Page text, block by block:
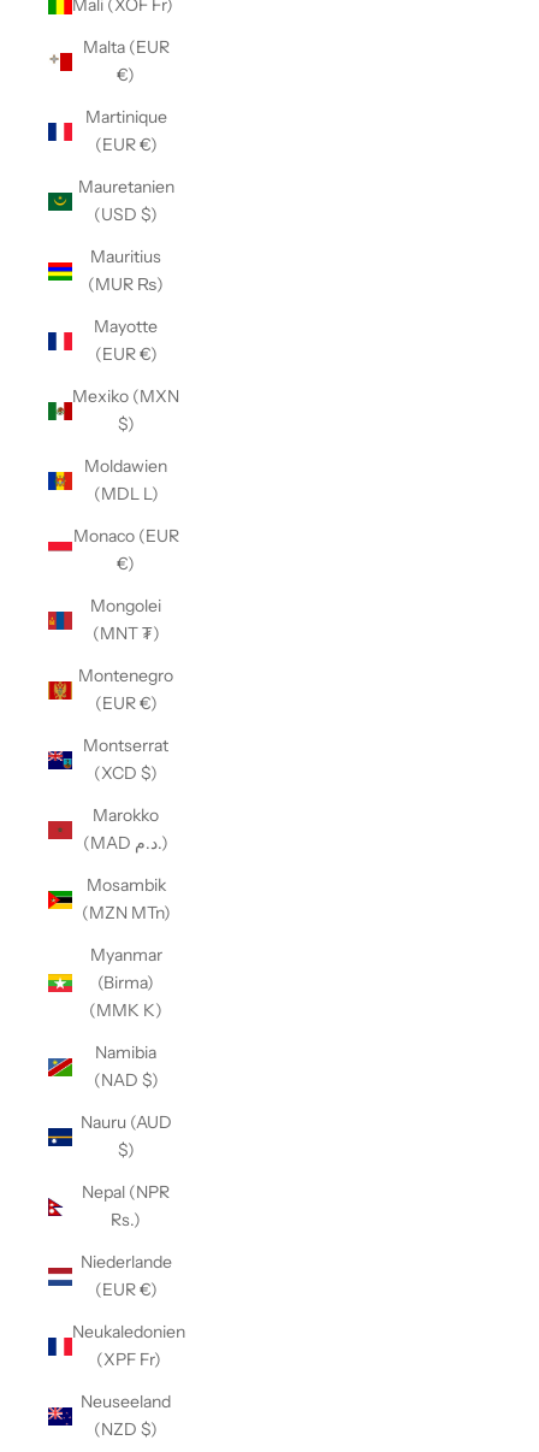
Mali (XOF Fr)
Malta (EUR
€)
Martinique
(EUR €)
Mauretanien
(USD $)
Mauritius
(MUR ₨)
Mayotte
(EUR €)
Mexiko (MXN
$)
Moldawien
(MDL L)
Monaco (EUR
€)
Mongolei
(MNT ₮)
Montenegro
(EUR €)
Montserrat
(XCD $)
Marokko
(MAD د.م.)
Mosambik
(MZN MTn)
Myanmar
(Birma)
(MMK K)
Namibia
(NAD $)
Nauru (AUD
$)
Nepal (NPR
Rs.)
Niederlande
(EUR €)
Neukaledonien
(XPF Fr)
Neuseeland
(NZD $)